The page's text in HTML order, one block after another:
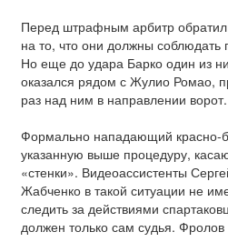
Перед штрафным арбитр
на то, что они должны соблюдать
Но еще до удара Барко один из
оказался рядом с Жулио Ромао,
раз над ним в направлении ворот.
Формально нападающий
указанную выше процедуру,
«стенки». Видеоассистенты
Жабченко в такой ситуации не
следить за действиями
должен только сам судья. Фролов